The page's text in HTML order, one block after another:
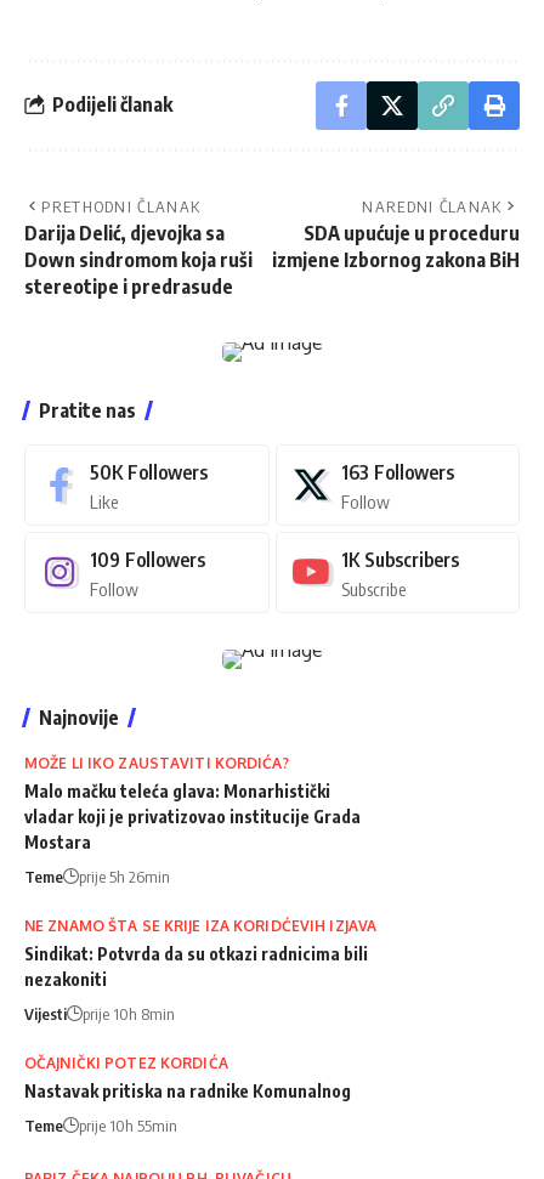
Podijeli članak
PRETHODNI ČLANAK
Darija Delić, djevojka sa
Down sindromom koja ruši
stereotipe i predrasude
NAREDNI ČLANAK
SDA upućuje u proceduru
izmjene Izbornog zakona BiH
Pratite nas
50K Followers
Like
163 Followers
Follow
109 Followers
Follow
1K Subscribers
Subscribe
Najnovije
MOŽE LI IKO ZAUSTAVITI KORDIĆA?
Malo mačku teleća glava: Monarhistički
vladar koji je privatizovao institucije Grada
Mostara
Teme prije 5h 26min
NE ZNAMO ŠTA SE KRIJE IZA KORIDĆEVIH IZJAVA
Sindikat: Potvrda da su otkazi radnicima bili
nezakoniti
Vijesti prije 10h 8min
OČAJNIČKI POTEZ KORDIĆA
Nastavak pritiska na radnike Komunalnog
Teme prije 10h 55min